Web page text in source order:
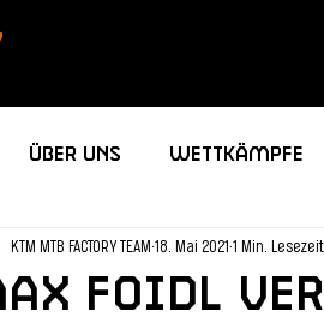
Über uns Wettkämpfe
Foidl
KTM MTB FACTORY TEAM 18. Mai 2021 1 Min. Lesezeit